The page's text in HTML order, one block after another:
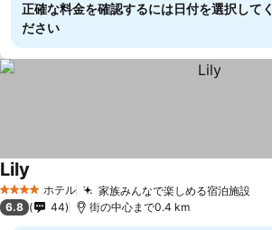
正確な料金を確認するには日付を選択してく
ださい
4 ホテルのランク
ホテル 家族みんなで楽しめる宿泊施設
Lily
6.8 44 街の中心まで0.4 km